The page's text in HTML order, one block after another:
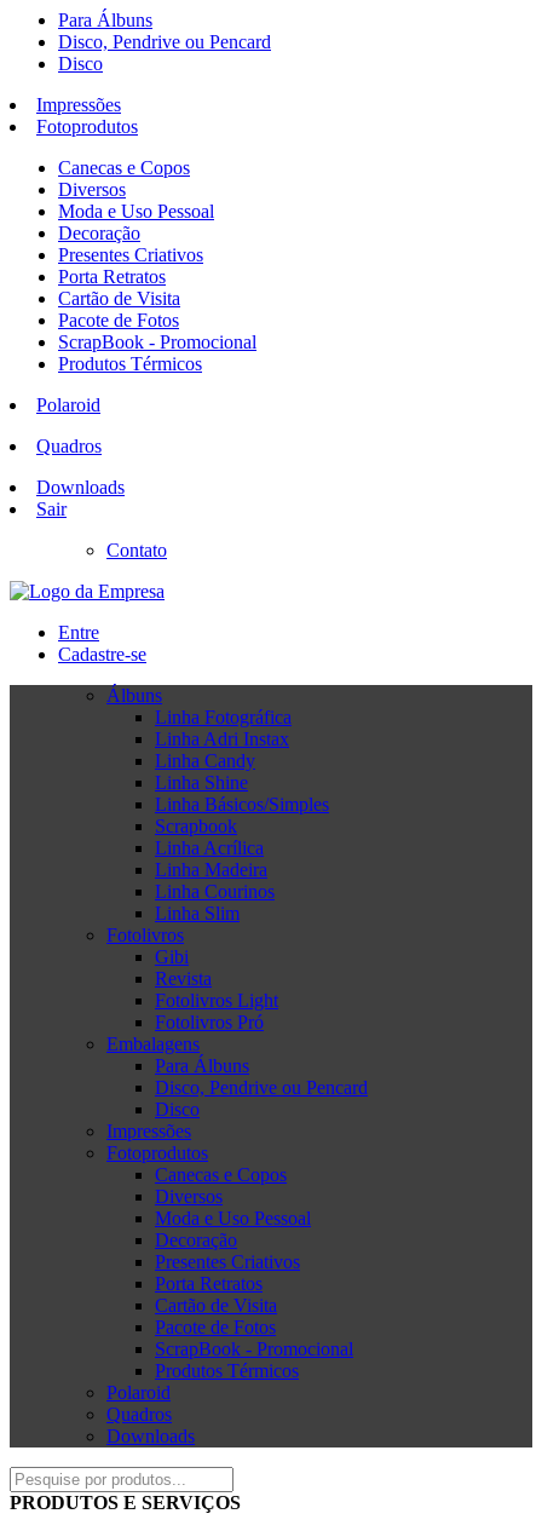
Para Álbuns
Disco, Pendrive ou Pencard
Disco
Impressões
Fotoprodutos
Canecas e Copos
Diversos
Moda e Uso Pessoal
Decoração
Presentes Criativos
Porta Retratos
Cartão de Visita
Pacote de Fotos
ScrapBook - Promocional
Produtos Térmicos
Polaroid
Quadros
Downloads
Sair
Contato
Entre
Cadastre-se
Álbuns
Linha Fotográfica
Linha Adri Instax
Linha Candy
Linha Shine
Linha Básicos/Simples
Scrapbook
Linha Acrílica
Linha Madeira
Linha Courinos
Linha Slim
Fotolivros
Gibi
Revista
Fotolivros Light
Fotolivros Pró
Embalagens
Para Álbuns
Disco, Pendrive ou Pencard
Disco
Impressões
Fotoprodutos
Canecas e Copos
Diversos
Moda e Uso Pessoal
Decoração
Presentes Criativos
Porta Retratos
Cartão de Visita
Pacote de Fotos
ScrapBook - Promocional
Produtos Térmicos
Polaroid
Quadros
Downloads
PRODUTOS E SERVIÇOS